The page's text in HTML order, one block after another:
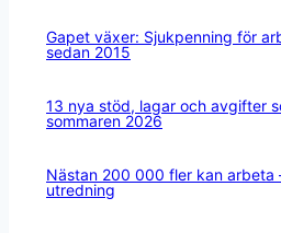
Gapet växer: Sjukpenning för
sedan 2015
13 nya stöd, lagar och avgifter
sommaren 2026
Nästan 200 000 fler kan arbeta
utredning